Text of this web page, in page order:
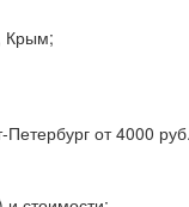
Крым;
от 4000